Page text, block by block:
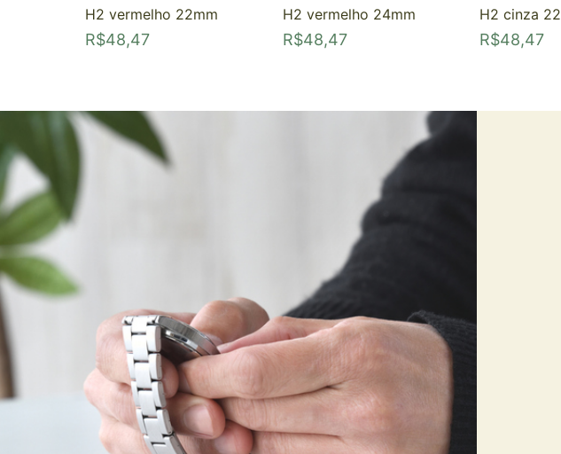
H2 vermelho 22mm
R$48,47
H2 vermelho 24mm
R$48,47
H2 cinza
R$48,47